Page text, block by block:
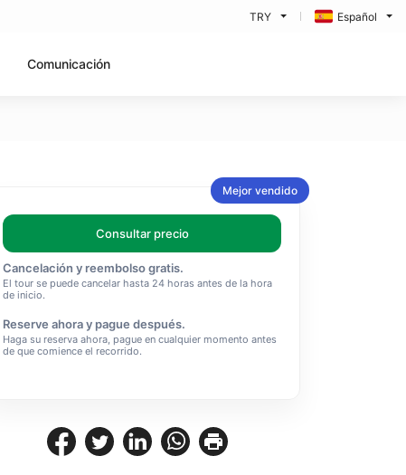
TRY Español
Comunicación
Mejor vendido
Consultar precio
Cancelación y reembolso gratis.
El tour se puede cancelar hasta 24 horas antes de la hora
de inicio.
Reserve ahora y pague después.
Haga su reserva ahora, pague en cualquier momento antes
de que comience el recorrido.